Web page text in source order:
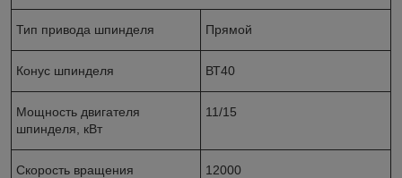
Тип привода шпинделя Прямой
Конус шпинделя ВТ40
Мощность двигателя
шпинделя, кВт
11/15
Скорость вращения
12000